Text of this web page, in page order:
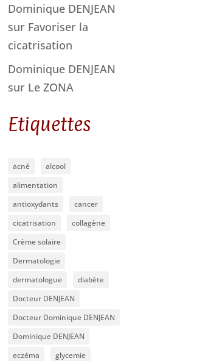
Dominique DENJEAN
sur Favoriser la
cicatrisation
Dominique DENJEAN
sur Le ZONA
Etiquettes
acné
alcool
alimentation
antioxydants
cancer
cicatrisation
collagène
Crème solaire
Dermatologie
dermatologue
diabète
Docteur DENJEAN
Docteur Dominique DENJEAN
Dominique DENJEAN
eczéma
glycemie